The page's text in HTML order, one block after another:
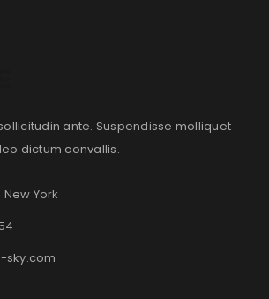
ante. Suspendisse molliquet
dictum convallis.
York
sky.com